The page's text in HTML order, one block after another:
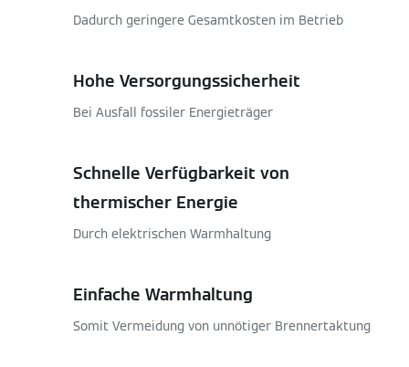
Dadurch geringere Gesamtkosten im Betrieb
Hohe Versorgungssicherheit
Bei Ausfall fossiler Energieträger
Schnelle Verfügbarkeit von
thermischer Energie
Durch elektrischen Warmhaltung
Einfache Warmhaltung
Somit Vermeidung von unnötiger Brennertaktung